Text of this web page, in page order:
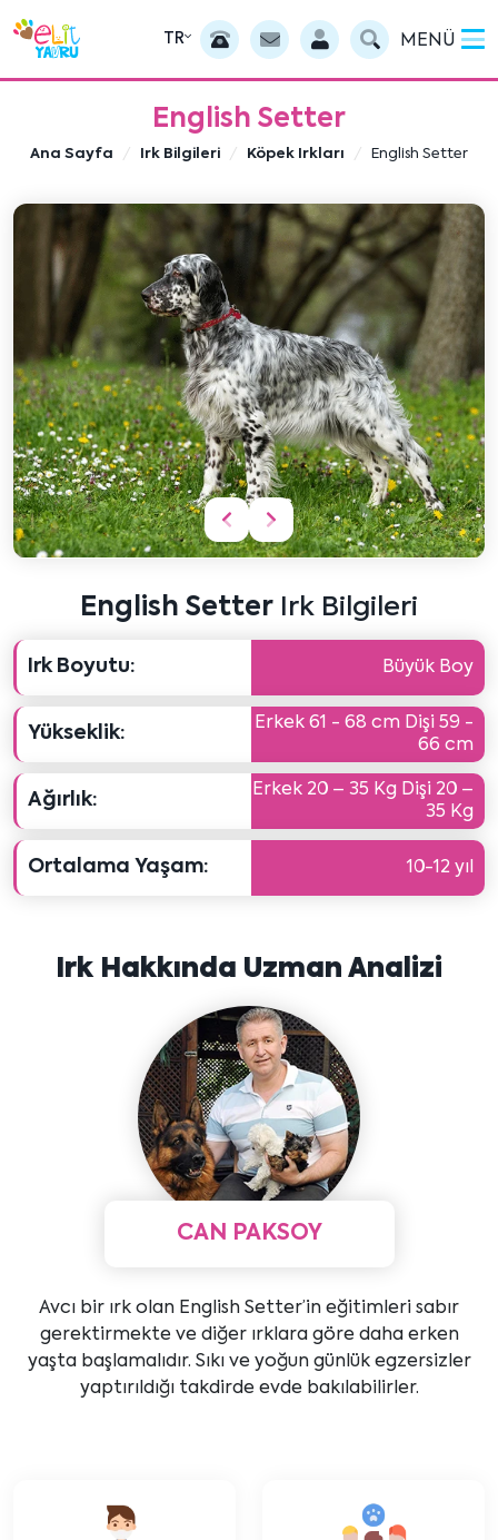
TR MENÜ
English Setter
Ana Sayfa Irk Bilgileri Köpek Irkları English Setter
Önceki
içeriği
Sonraki
içeriği
English Setter Irk Bilgileri
Irk Boyutu: Büyük Boy
Yükseklik:
Erkek 61 - 68 cm Dişi 59 -
66 cm
Ağırlık:
Erkek 20 – 35 Kg Dişi 20 –
35 Kg
Ortalama Yaşam: 10-12 yıl
Irk Hakkında Uzman Analizi
CAN PAKSOY
Avcı bir ırk olan English Setter’in eğitimleri sabır
gerektirmekte ve diğer ırklara göre daha erken
yaşta başlamalıdır. Sıkı ve yoğun günlük egzersizler
yaptırıldığı takdirde evde bakılabilirler.